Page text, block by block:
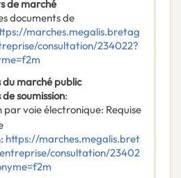
de marché
documents de
marches.megalis.bretag
consultation/234022?
du marché public
soumission:
par voie électronique: Requise
: https://marches.megalis.bret
consultation/23402